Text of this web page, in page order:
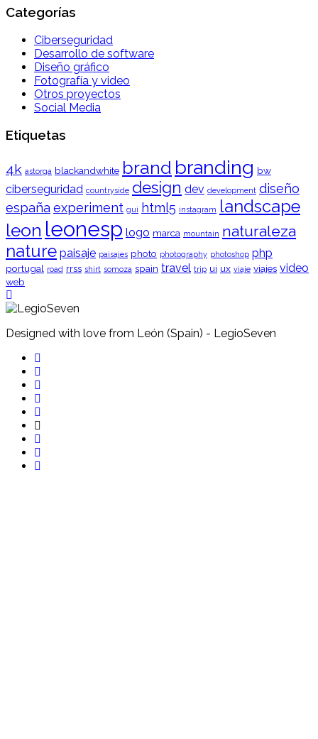
Categorías
Ciberseguridad
Desarrollo de software
Diseño gráfico
Fotografía y video
Otros proyectos
Social Media
Etiquetas
4k astorga blackandwhite brand branding bw
ciberseguridad countryside design dev development diseño
españa experiment gui html5 instagram landscape
leon leonesp logo marca mountain naturaleza
nature paisaje paisajes photo photography photoshop php
portugal road rrss shirt somoza spain travel trip ui ux viaje viajes video
web
Designed with love from León (Spain) - LegioSeven